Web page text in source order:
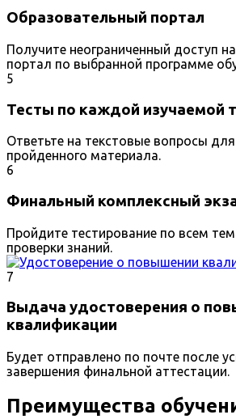
Образовательный портал
Получите неограниченный доступ
портал по выбранной программе
5
Тесты по каждой изучаемой
Ответьте на текстовые вопросы
пройденного материала.
6
Финальный комплексный
Пройдите тестирование по всем
проверки знаний.
7
Выдача удостоверения о
квалификации
Будет отправлено по почте после
завершения финальной аттестации.
Преимущества